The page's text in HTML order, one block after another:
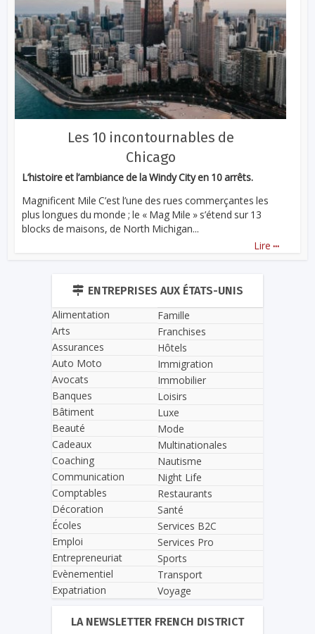
Les 10 incontournables de
Chicago
L’histoire et l’ambiance de la Windy City en 10 arrêts.
Magnificent Mile C’est l’une des rues commerçantes les
plus longues du monde ; le « Mag Mile » s’étend sur 13
blocks de maisons, de North Michigan...
Lire ...
ENTREPRISES AUX ÉTATS-UNIS
Alimentation
Arts
Assurances
Auto Moto
Avocats
Banques
Bâtiment
Beauté
Cadeaux
Coaching
Communication
Comptables
Décoration
Écoles
Emploi
Entrepreneuriat
Evènementiel
Expatriation
Famille
Franchises
Hôtels
Immigration
Immobilier
Loisirs
Luxe
Mode
Multinationales
Nautisme
Night Life
Restaurants
Santé
Services B2C
Services Pro
Sports
Transport
Voyage
LA NEWSLETTER FRENCH DISTRICT